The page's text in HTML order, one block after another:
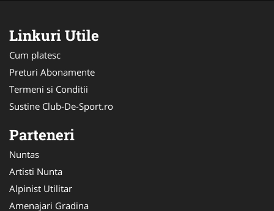
Linkuri Utile
Cum platesc
Preturi Abonamente
Termeni si Conditii
Sustine Club-De-Sport.ro
Parteneri
Nuntas
Artisti Nunta
Alpinist Utilitar
Amenajari Gradina